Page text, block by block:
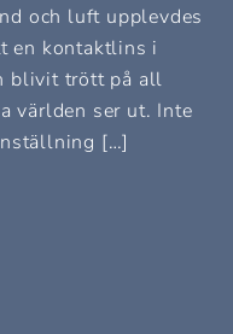
och luft upplevdes
en kontaktlins i
blivit trött på all
världen ser ut. Inte
[…]